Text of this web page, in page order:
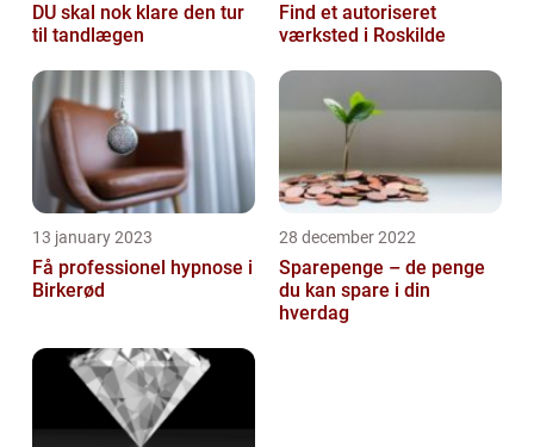
DU skal nok klare den tur
til tandlægen
Find et autoriseret
værksted i Roskilde
13 january 2023
Få professionel hypnose i
Birkerød
28 december 2022
Sparepenge – de penge
du kan spare i din
hverdag